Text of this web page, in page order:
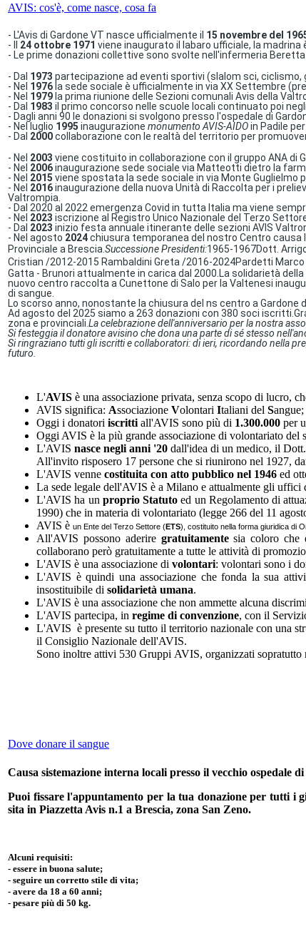
AVIS: cos'è, come nasce, cosa fa
- L'Avis di Gardone VT nasce ufficialmente il 15 novembre del
- Il 24 ottobre 1971 viene inaugurato il labaro ufficiale, la madrina
- Le prime donazioni collettive sono svolte nell'infermeria
- Dal 1973 partecipazione ad eventi sportivi (slalom sci, ciclismo,
- Nel 1976 la sede sociale è ufficialmente in via XX Settembre
- Nel 1979 la prima riunione delle Sezioni comunali Avis della
- Dal 1983 il primo concorso nelle scuole locali continuato poi
- Dagli anni 90 le donazioni si svolgono presso l'ospedale di
- Nel luglio 1995 inaugurazione monumento AVIS-AIDOin Padile
- Dal 2000collaborazione con le realtà del territorio per
- Nel 2003 viene costituito in collaborazione con il gruppo ANA di
- Nel 2006inaugurazione sede sociale via Matteotti dietro la
- Nel 2015 viene spostata la sede sociale in via Monte Guglielmo
- Nel 2016inaugurazione della nuova Unità di Raccolta per i
Valtrompia.
- Dal 2020 al 2022 emergenza Covid in tutta Italia ma viene
- Nel 2023 iscrizione al Registro Unico Nazionale del Terzo
- Dal 2023 inizio festa annuale itinerante delle sezioni AVIS
- Nel agosto 2024chiusura temporanea del nostro Centro causa
Provinciale a Brescia. Successione Presidenti:1965-1967Dott.
Cristian /2012-2015 Rambaldini Greta /2016-2024Pardetti Marco
Gatta - Brunori attualmente in carica dal 2000. La solidarietà
nuovo centro raccolta a Cunettone di Salo per la Valtenesi
di sangue.
Lo scorso anno, nonostante la chiusura del ns centro a Gardone
Ad agosto del 2025 siamo a 263 donazioni con 380 soci iscritti.
zona e provinciali. La celebrazione dell'anniversario per la nostra
Si festeggia il donatore avisino che dona una parte di sé stesso
Si ringraziano tutti gli iscritti e collaboratori: di ieri, ricordando nella
futuro.
L'AVIS è una associazione privata, senza scopo di lucro,
AVIS significa: Associazione Volontari Italiani del S
Oggi i donatori iscritti all'AVIS sono più di 1.300.000 per
Oggi AVIS è la più grande associazione di volontariato
L'AVIS nasce negli anni '20 dall'idea di un medico, il
All'invito risposero 17 persone che si riunirono nel 1927,
L'AVIS venne costituita con atto pubblico nel 1946 ed
La sede legale dell'AVIS è a Milano e attualmente gli
L'AVIS ha un proprio Statuto ed un Regolamento di
1990) che in materia di volontariato (legge 266 del 11
AVIS è un Ente del Terzo Settore (ETS), costituito nella forma giuridica di
All'AVIS possono aderire gratuitamentesia coloro che
collaborano però gratuitamente a tutte le attività di
L'AVIS è una associazione di volontari: volontari sono i
L'AVIS è quindi una associazione che fonda la sua
insostituibile di solidarietà umana.
L'AVIS è una associazione che non ammette alcuna
L'AVIS partecipa, in regime di convenzione, con il
L'AVIS è presente su tutto il territorio nazionale con una
il Consiglio Nazionale dell'AVIS.
Sono inoltre attivi 530 Gruppi AVIS, organizzati
Dove donare il sangue
Causa sistemazione interna locali presso il vecchio ospedale
Puoi fissare l'appuntamento per la tua donazione per tutti i
sita in Piazzetta Avis n.1 a Brescia, zona San Zeno.
Alcuni requisiti:
- essere in buona salute;
- seguire un corretto stile di vita;
- avere da 18 a 60 anni;
- pesare più di 50 kg.